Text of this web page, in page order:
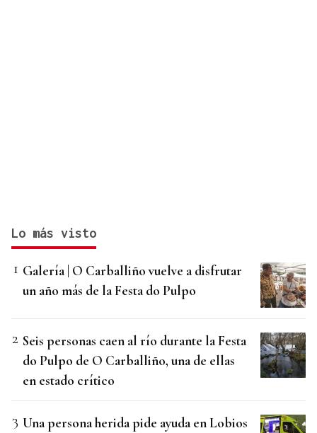
Lo más visto
Galería | O Carballiño vuelve a disfrutar
un año más de la Festa do Pulpo
Seis personas caen al río durante la Festa
do Pulpo de O Carballiño, una de ellas
en estado crítico
Una persona herida pide ayuda en Lobios